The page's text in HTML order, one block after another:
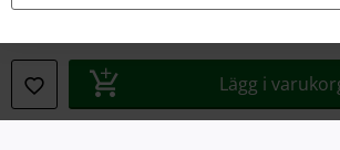
Lägg i
Inställningar för cookies
Bekräfta ångrat köp
Alla priser inkl. moms.Fraktkostnad tillkommer.